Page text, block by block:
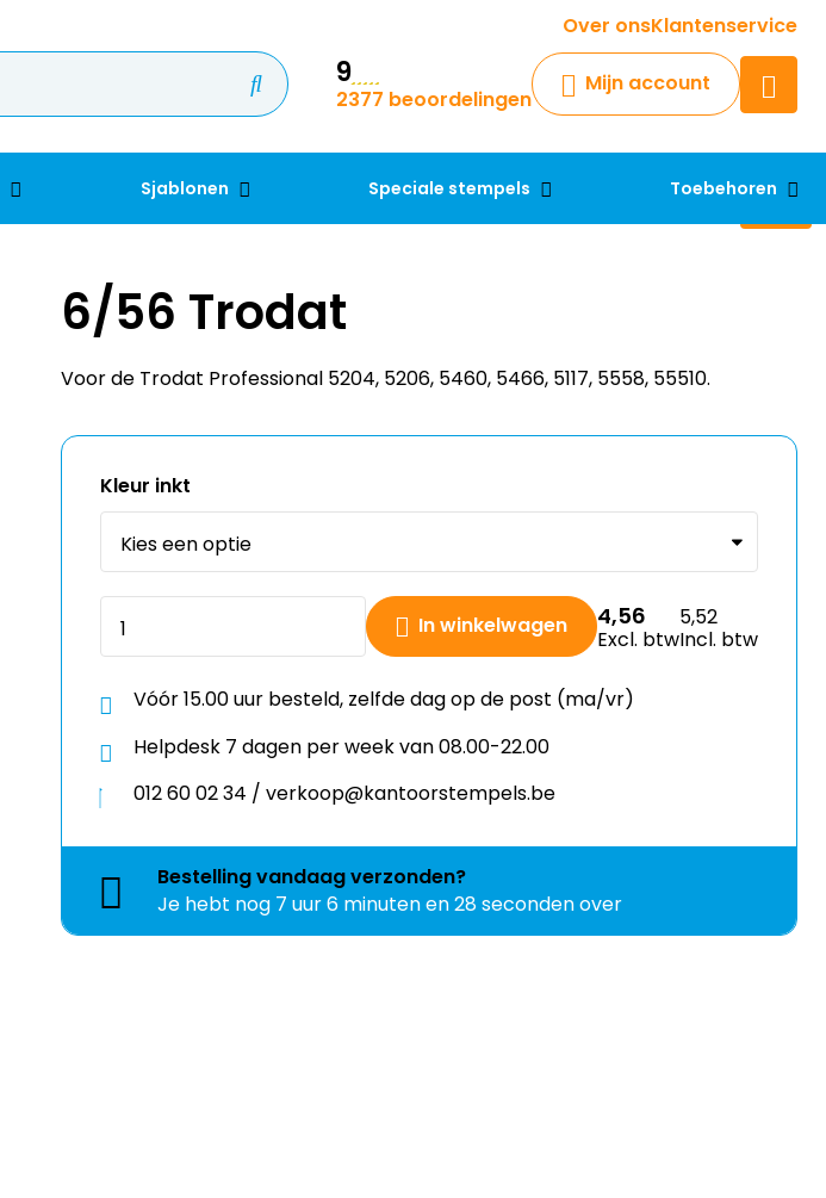
Over onsKlantenservice
9
2377 beoordelingen
Mijn account
Sjablonen Speciale stempels Toebehoren
Krijg een antwoord op uw vraag
Chatbot
Chat 24/7 met onze chatbot
Contact
6/56 Trodat
Voor de Trodat Professional 5204, 5206, 5460, 5466, 5117, 5558, 55510.
Kleur inkt
In winkelwagen 4,56
Excl. btw
5,52
Incl. btw
Vóór 15.00 uur besteld, zelfde dag op de post (ma/vr)
Helpdesk 7 dagen per week van 08.00-22.00
012 60 02 34 / verkoop@kantoorstempels.be
Bestellingvandaagverzonden?
Je hebt nog 7 uur 6 minuten en 27 seconden over